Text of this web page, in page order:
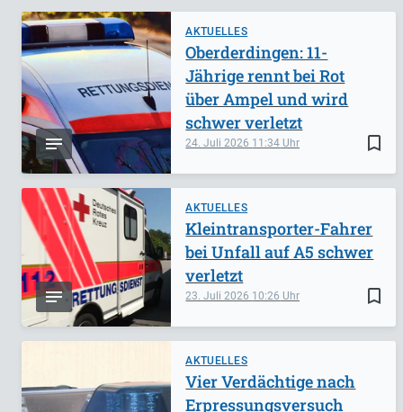
AKTUELLES
bookmark_border
24. Juli 2026 11:34
Oberderdingen: 11-
Jährige rennt bei Rot
über Ampel und wird
schwer verletzt
AKTUELLES
bookmark_border
23. Juli 2026 10:26
Kleintransporter-Fahrer
bei Unfall auf A5 schwer
verletzt
AKTUELLES
Vier Verdächtige nach
Erpressungsversuch